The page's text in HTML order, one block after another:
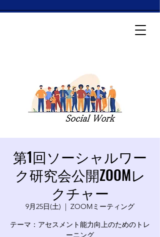
第1回ソーシャルワー
ク研究会公開ZOOMレ
クチャー
9月25日(土)
  |
ZOOMミーティング
テーマ：アセスメント能力向上のためのトレ
ーニング